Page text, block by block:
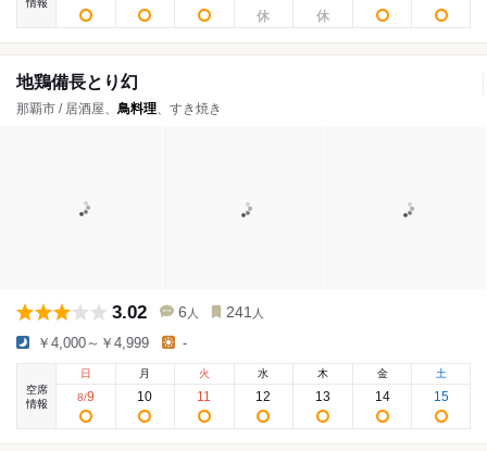
情報
地鶏備長とり幻
那覇市 / 居酒屋、 鳥料理、すき焼き
3.02 6 人 241 人
￥4,000～￥4,999 -
空席
情報
日
8/9
月
10
火
11
水
12
木
13
金
14
土
15